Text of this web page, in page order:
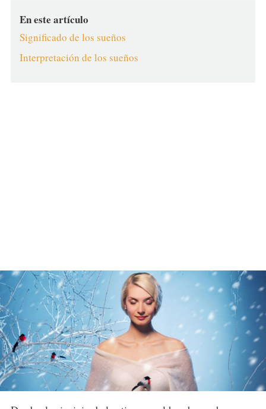
En este artículo
Significado de los sueños
Interpretación de los sueños